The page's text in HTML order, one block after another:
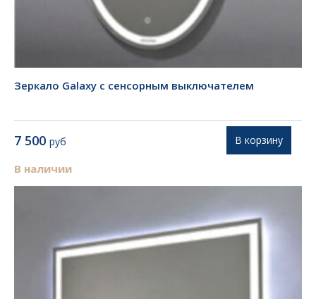
Зеркало Galaxy с сенсорным выключателем
7 500 руб
В наличии
В корзину